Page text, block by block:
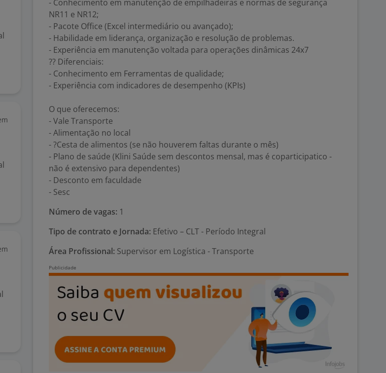
- Conhecimento em manutenção de empilhadeiras e normas de segurança
NR11 e NR12;
- Pacote Office (Excel intermediário ou avançado);
- Habilidade em liderança, organização e resolução de problemas.
- Experiência em manutenção voltada para operações dinâmicas 24x7
?? Diferenciais:
- Conhecimento em Ferramentas de qualidade;
- Experiência com indicadores de desempenho (KPIs)
O que oferecemos:
- Vale Transporte
- Alimentação no local
- ?Cesta de alimentos (se não houverem faltas durante o mês)
- Plano de saúde (Klini Saúde sem descontos mensal, mas é coparticipatico -
não é extensivo para dependentes)
- Desconto em faculdade
- Sesc
Número de vagas: 1
Tipo de contrato e Jornada: Efetivo – CLT - Período Integral
Área Profissional: Supervisor em Logística - Transporte